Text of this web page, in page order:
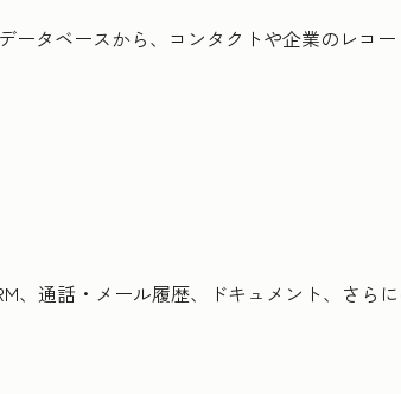
ータベースから、コンタクトや企業のレコ
、通話・メール履歴、ドキュメント、さら